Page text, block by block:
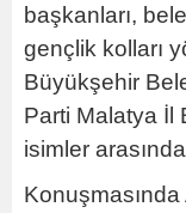
başkanları,
gençlik kolları
Büyükşehir
Parti Malatya İl
isimler
Konuşmasında